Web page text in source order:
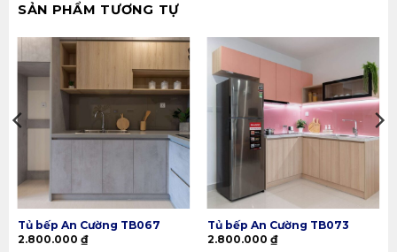
SẢN PHẨM TƯƠNG TỰ
Tủ bếp An Cường TB067
2.800.000 ₫
Tủ bếp An Cường TB073
2.800.000 ₫